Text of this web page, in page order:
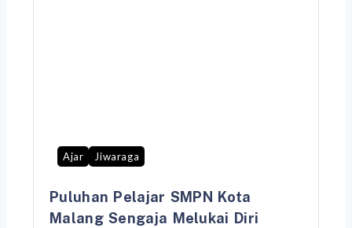
Ajar Jiwaraga
Puluhan Pelajar SMPN Kota
Malang Sengaja Melukai Diri